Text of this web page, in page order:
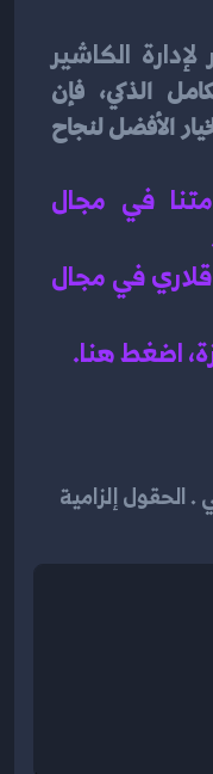
الكاشير
اضغط هنا.
. الحقول إلزامية